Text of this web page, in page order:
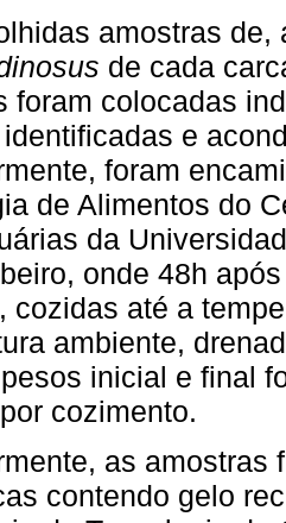
amostras
de cada
foram colocadas
e
foram
de Alimentos do
da
onde 48h
cozidas até a
ambiente,
inicial e final
cozimento.
as amostras
contendo gelo